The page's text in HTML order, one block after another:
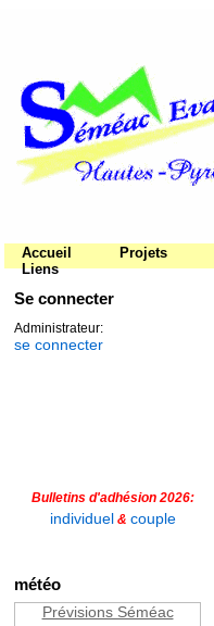
Accueil Projets
Liens
Se connecter
Administrateur:
se connecter
Bulletins d'adhésion 2026:
individuel & couple
météo
Prévisions Séméac